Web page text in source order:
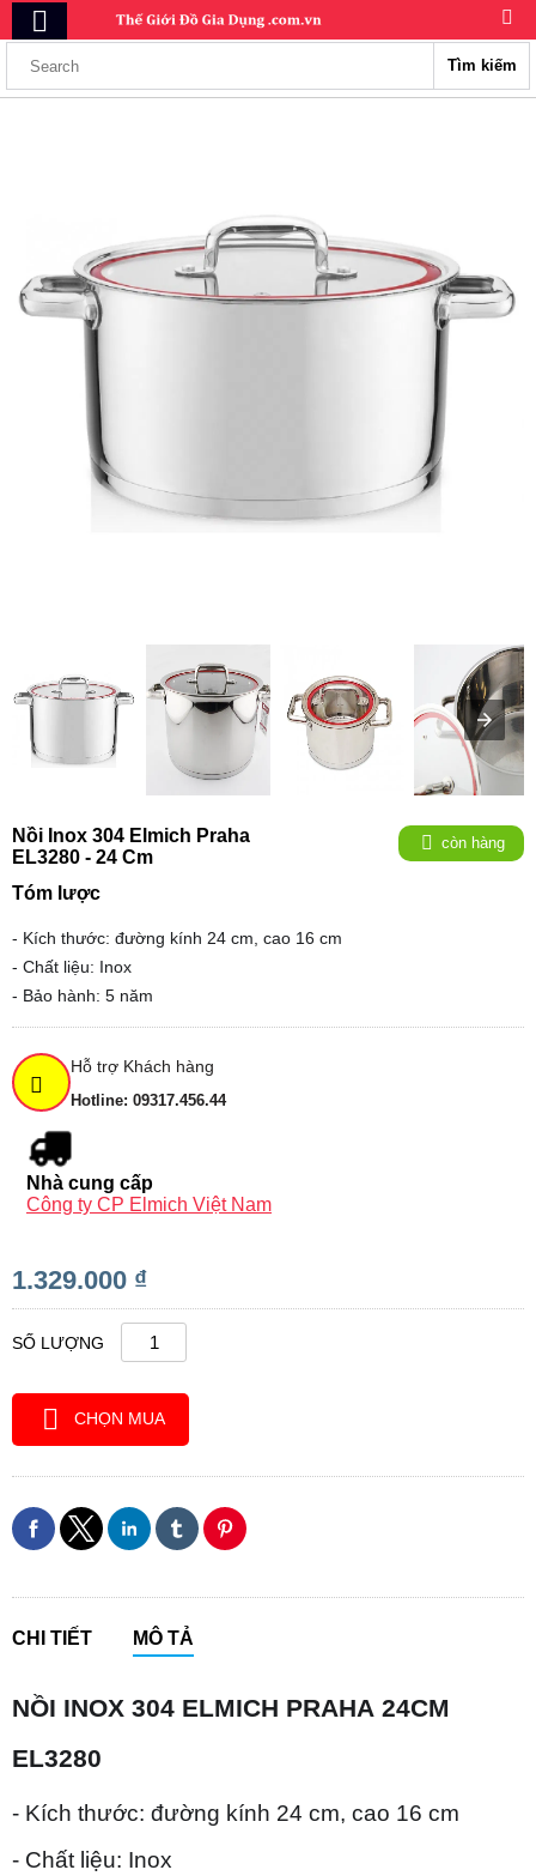
Tìm kiếm
Nồi Inox 304 Elmich Praha
EL3280 - 24 Cm
còn hàng
Tóm lược
- Kích thước: đường kính 24 cm, cao 16 cm
- Chất liệu: Inox
- Bảo hành: 5 năm
Hỗ trợ Khách hàng
Hotline: 09317.456.44
Nhà cung cấp
Công ty CP Elmich Việt Nam
1.329.000 ₫
SỐ LƯỢNG
CHỌN MUA
CHI TIẾT MÔ TẢ
NỒI INOX 304 ELMICH PRAHA 24CM
EL3280
- Kích thước: đường kính 24 cm, cao 16 cm
- Chất liệu: Inox